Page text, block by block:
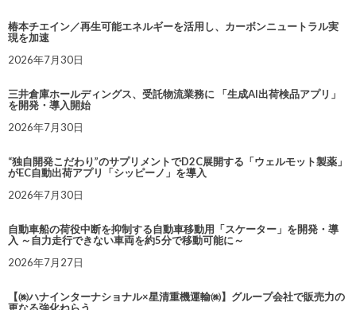
椿本チエイン／再生可能エネルギーを活用し、カーボンニュートラル実
現を加速
2026年7月30日
三井倉庫ホールディングス、受託物流業務に 「生成AI出荷検品アプリ」
を開発・導入開始
2026年7月30日
“独自開発こだわり”のサプリメントでD2C展開する「ウェルモット製薬」
がEC自動出荷アプリ「シッピーノ」を導入
2026年7月30日
自動車船の荷役中断を抑制する自動車移動用「スケーター」を開発・導
入 ～自力走行できない車両を約5分で移動可能に～
2026年7月27日
【㈱ハナインターナショナル×星清重機運輸㈱】グループ会社で販売力の